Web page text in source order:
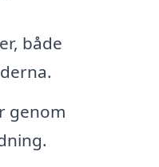
både
genom